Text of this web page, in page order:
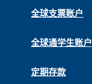
全球支票账户
全球通学生账户
定期存款